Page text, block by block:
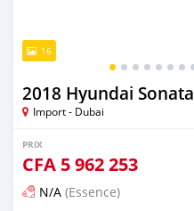
16
2018 Hyundai Sonata
Import - Dubai
PRIX
CFA 5 962 253
N/A (Essence)